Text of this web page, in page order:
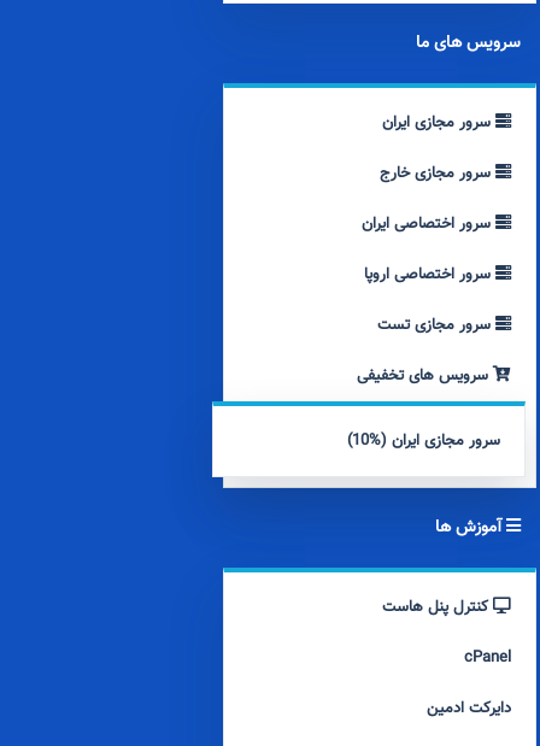
سرویس های ما
سرور مجازی ایران
سرور مجازی خارج
سرور اختصاصی ایران
سرور اختصاصی اروپا
سرور مجازی تست
سرویس های تخفیفی
سرور مجازی ایران (%10)
آموزش ها
کنترل پنل هاست
cPanel
دایرکت ادمین